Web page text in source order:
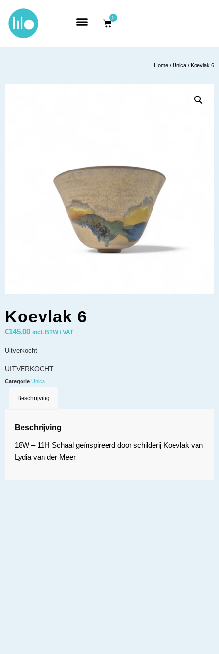
0
Home / Unica / Koevlak 6
Koevlak 6
€145,00 incl. BTW / VAT
Uitverkocht
UITVERKOCHT
Categorie Unica
Beschrijving
Beschrijving
18W – 11H Schaal geïnspireerd door schilderij Koevlak van
Lydia van der Meer